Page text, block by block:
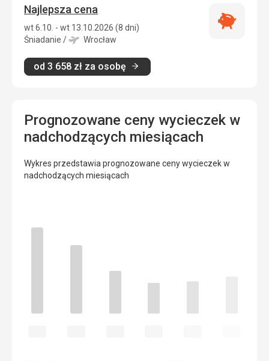
Najlepsza cena
wt 6.10. - wt 13.10.2026 (8 dni)
Śniadanie / Wrocław
od 3 658 zł za osobę
Najlepsza
Prognozowane ceny wycieczek w
nadchodzących miesiącach
Wykres przedstawia prognozowane ceny wycieczek w
nadchodzących miesiącach